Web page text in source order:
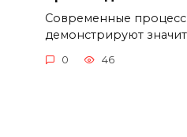
Современные
демонстрируют
0 46